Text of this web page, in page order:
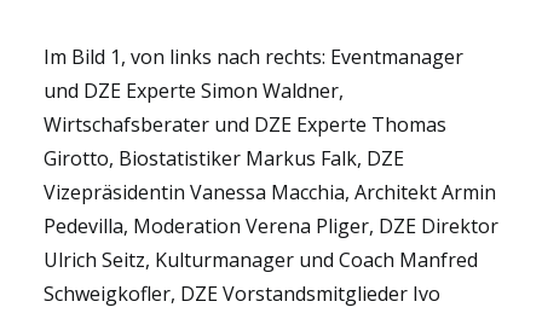
Im Bild 1, von links nach rechts: Eventmanager
und DZE Experte Simon Waldner,
Wirtschafsberater und DZE Experte Thomas
Girotto, Biostatistiker Markus Falk, DZE
Vizepräsidentin Vanessa Macchia, Architekt Armin
Pedevilla, Moderation Verena Pliger, DZE Direktor
Ulrich Seitz, Kulturmanager und Coach Manfred
Schweigkofler, DZE Vorstandsmitglieder Ivo